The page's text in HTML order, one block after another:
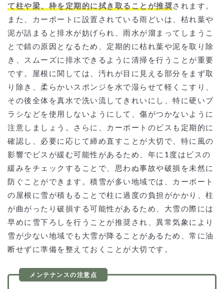
て柱や梁、枠を定期的に拭き取ることが推奨 されます。
また、カーポートに設置されている雨どいは、枯れ葉や
泥が詰まると排水が妨げられ、雨水が溜まってしまうこ
とで錆の原因となるため、定期的に枯れ葉や泥を取り除
き、スムーズに排水できるように清掃を行うことが重要
です。屋根に関しては、汚れが目に見える部分をまず取
り除き、柔らかいスポンジを水で湿らせて軽くこすり、
その後全体を真水で洗い流してきれいにし、特に硬いブ
ラシなどを使用しないようにして、傷がつかないように
注意しましょう。さらに、カーポートのビスも定期的に
確認し、必要に応じて締め直すことが大切で、特に風の
影響でビスが緩む可能性があるため、年に1度はビスの
緩みをチェックすることで、思わぬ事故や破損を未然に
防ぐことができます。積雪が多い地域では、カーポート
の屋根に雪が積もることで柱に過度の負担がかかり、柱
が曲がったり破損する可能性があるため、大雪の際には
早めに雪下ろしを行うことが推奨され、異常気象により
雪が少ない地域でも大雪が降ることがあるため、常に油
断せずに準備を整えておくことが大切です。